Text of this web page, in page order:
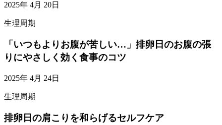
2025年 4月 20日
生理周期
「いつもよりお腹が苦しい…」排卵日のお腹の張
りにやさしく効く食事のコツ
2025年 4月 24日
生理周期
排卵日の肩こりを和らげるセルフケア